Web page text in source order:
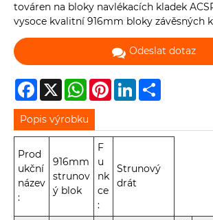
továren na bloky navlékacích kladek
vysoce kvalitní 916mm bloky závěsných
Odeslat dotaz
Facebook
X WhatsAppPinterestLinkedIn
Popis výrobku
Prod
ukční
název
:
916mm
strunov
ý blok
F
u
nk
ce
:
Strunový
drát